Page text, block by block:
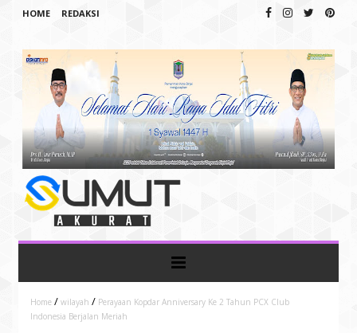
HOME REDAKSI
Home / wilayah / Perayaan Kopdar Anniversary Ke 2 Tahun PCX Club
Indonesia Berjalan Meriah